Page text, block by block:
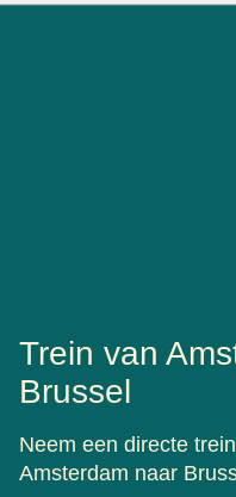
Trein van
Brussel
Neem een directe
Amsterdam naar